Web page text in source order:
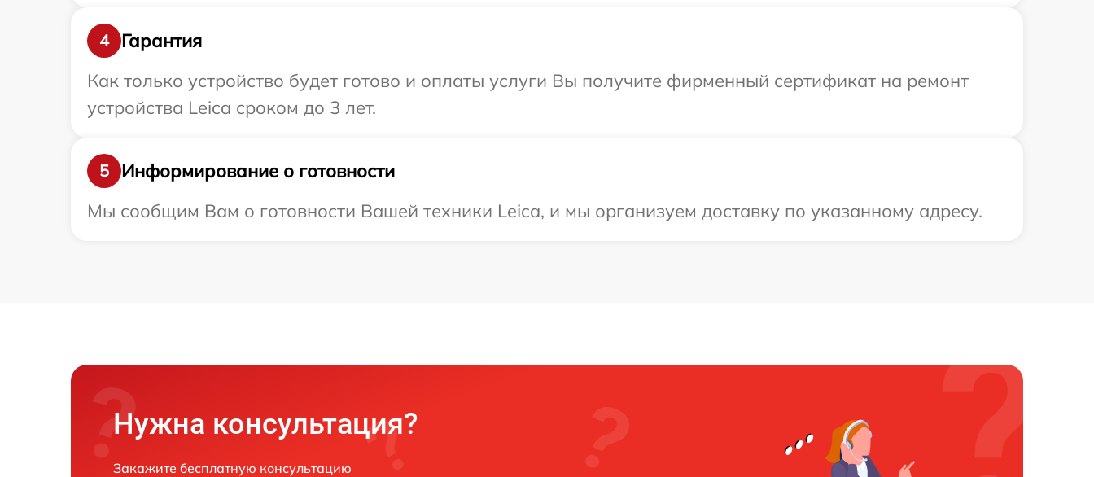
4
Гарантия
Как только устройство будет готово и оплаты услуги Вы получите фирменный сертификат на ремонт
устройства Leica сроком до 3 лет.
5
Информирование о готовности
Мы сообщим Вам о готовности Вашей техники Leica, и мы организуем доставку по указанному адресу.
Нужна консультация?
Закажите бесплатную консультацию